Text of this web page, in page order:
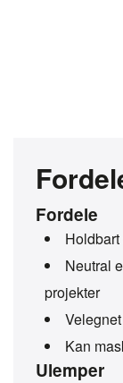
Fordele
Neutral
projekter
Kan
Ulemper